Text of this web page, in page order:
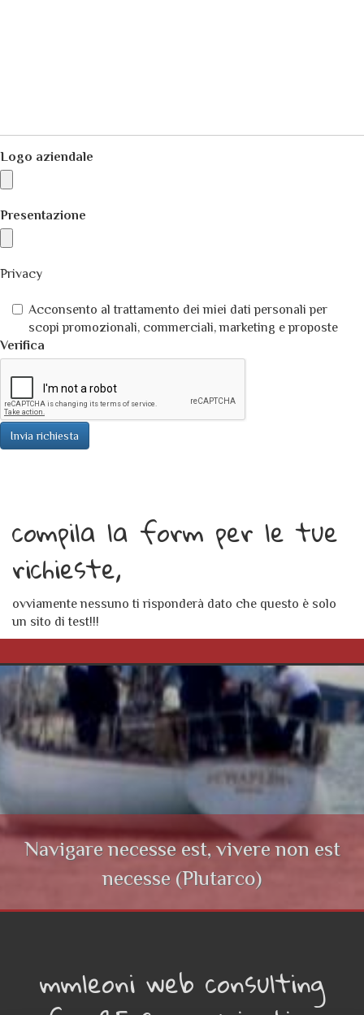
Logo aziendale
Presentazione
Privacy
Acconsento al trattamento dei miei dati personali per
scopi promozionali, commerciali, marketing e proposte
Verifica
Invia richiesta
compila la form per le tue
richieste,
ovviamente nessuno ti risponderà dato che questo è solo
un sito di test!!!
Navigare necesse est, vivere non est
necesse (Plutarco)
mmleoni web consulting